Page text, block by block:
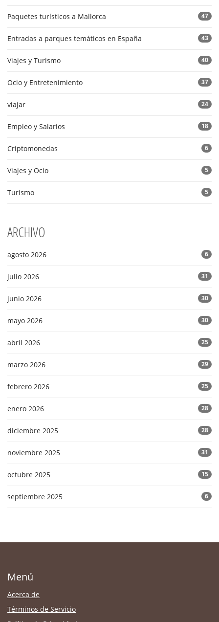
Paquetes turísticos a Mallorca 47
Entradas a parques temáticos en España 43
Viajes y Turismo 40
Ocio y Entretenimiento 37
viajar 24
Empleo y Salarios 18
Criptomonedas 6
Viajes y Ocio 5
Turismo 5
ARCHIVO
agosto 2026 6
julio 2026 31
junio 2026 30
mayo 2026 30
abril 2026 25
marzo 2026 29
febrero 2026 25
enero 2026 28
diciembre 2025 28
noviembre 2025 31
octubre 2025 15
septiembre 2025 6
Menú
Acerca de
Términos de Servicio